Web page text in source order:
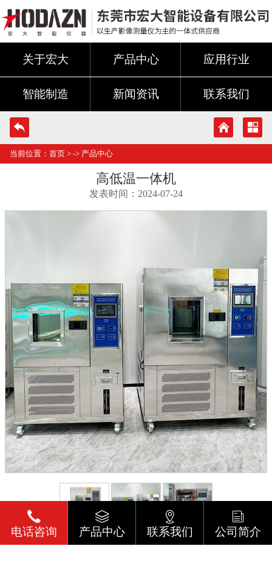
关于宏大 产品中心 应用行业
智能制造 新闻资讯 联系我们
当前位置： 首页 > -> 产品中心
高低温一体机
发表时间：2024-07-24
电话咨询 产品中心 联系我们 公司简介